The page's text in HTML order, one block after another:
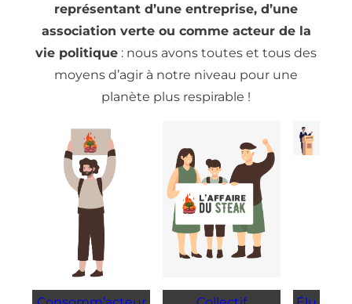
représentant d’une entreprise, d’une
association verte ou comme acteur de la
vie politique : nous avons toutes et tous des
moyens d’agir à notre niveau pour une
planète plus respirable !